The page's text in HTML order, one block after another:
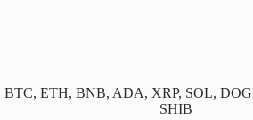
BTC, ETH, BNB, ADA, XRP, SOL,
SHIB